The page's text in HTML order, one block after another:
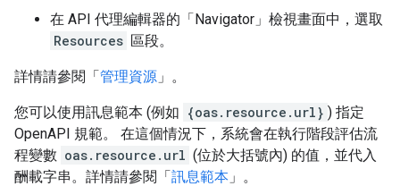
在 API 代理編輯器的「Navigator」檢視畫面中，選取
Resources 區段。
詳情請參閱「管理資源 」。
您可以使用訊息範本 (例如 {oas.resource.url} ) 指定
OpenAPI 規範。 在這個情況下，系統會在執行階段評估流
程變數 oas.resource.url (位於大括號內) 的值，並代入
酬載字串。詳情請參閱「訊息範本 」。